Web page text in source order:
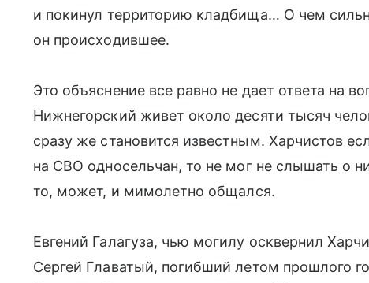
и покинул территорию кладбища… О чем
он происходившее.
Это объяснение все равно не дает ответа на
Нижнегорский живет около десяти тысяч
сразу же становится известным. Харчистов
на СВО односельчан, то не мог не слышать о
то, может, и мимолетно общался.
Евгений Галагуза, чью могилу осквернил
Сергей Главатый, погибший летом прошлого